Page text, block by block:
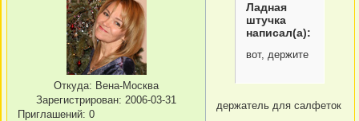
Откуда: Вена-Москва
Зарегистрирован: 2006-03-31
Приглашений: 0
Ладная
штучка
написал(а):
вот, держите
держатель для салфеток